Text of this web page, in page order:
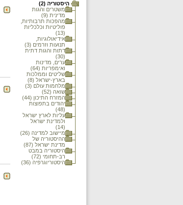
היסטוריה (2)
משטרים והגות
מדינית (9)
מהפכות תרבותיות,
פוליטיות וכלכליות
(13)
אידיאולוגיות,
תנועות וזרמים (3)
דתות והגות דתית
(30)
ערים, מדינות
ואימפריות (64)
שליטים וממלכות
בארץ-ישראל (8)
מלחמות עולם (3)
שואה (52)
המזרח התיכון (44)
יהודים בתפוצות
(48)
עליות לארץ ישראל
ולמדינת ישראל
(14)
מיישוב למדינה (26)
ההיסטוריה של
מדינת ישראל (87)
היסטוריה במבט
רב-תחומי (72)
היסטוריוגרפיה (36)